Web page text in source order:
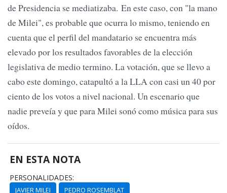
de Presidencia se mediatizaba. En este caso, con "la mano
de Milei", es probable que ocurra lo mismo, teniendo en
cuenta que el perfil del mandatario se encuentra más
elevado por los resultados favorables de la elección
legislativa de medio termino. La votación, que se llevo a
cabo este domingo, catapultó a la LLA con casi un 40 por
ciento de los votos a nivel nacional. Un escenario que
nadie preveía y que para Milei sonó como música para sus
oídos.
EN ESTA NOTA
PERSONALIDADES:
JAVIER MILEI PEDRO ROSEMBLAT